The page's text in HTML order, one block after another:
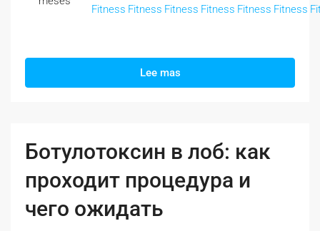
Fitness Fitness Fitness Fitness Fitness Fitness
Lee mas
Ботулотоксин в лоб: как
проходит процедура и
чего ожидать